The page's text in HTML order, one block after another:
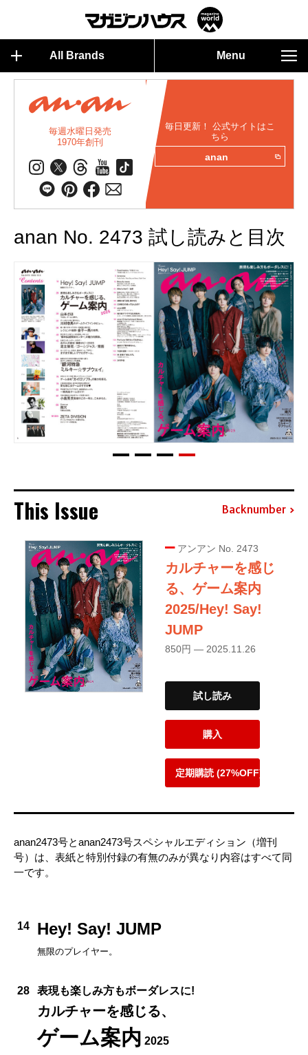
All Brands Menu
毎週水曜日発売
1970年創刊
毎日更新！ 公式サイトはこ
ちら
anan
anan No. 2473 試し読みと目次
This Issue Backnumber
アンアン No. 2473
カルチャーを感じ
る、ゲーム案内
2025/Hey! Say!
JUMP
850円 — 2025.11.26
試し読み
購入
定期購読 (27%OFF)
anan2473号とanan2473号スペシャルエディション（増刊
号）は、表紙と特別付録の有無のみが異なり内容はすべて同
一です。
14 Hey! Say! JUMP
無限のプレイヤー。
28 表現も楽しみ方もボーダレスに!
カルチャーを感じる、
ゲーム案内 2025